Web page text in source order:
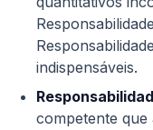
indispensáveis.
competente